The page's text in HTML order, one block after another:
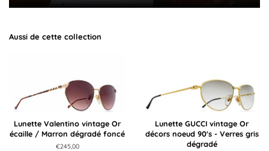
Aussi de cette collection
Lunette Valentino vintage Or
écaille / Marron dégradé foncé
Prix
€245,00
Lunette GUCCI vintage Or
décors noeud 90's - Verres gris
dégradé